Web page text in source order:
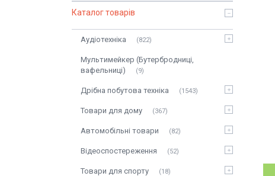
Каталог товарів
Аудіотехніка 822
Мультимейкер (Бутербродниці,
вафельниці)
9
Дрібна побутова техніка 1543
Товари для дому 367
Автомобільні товари 82
Відеоспостереження 52
Товари для спорту 18